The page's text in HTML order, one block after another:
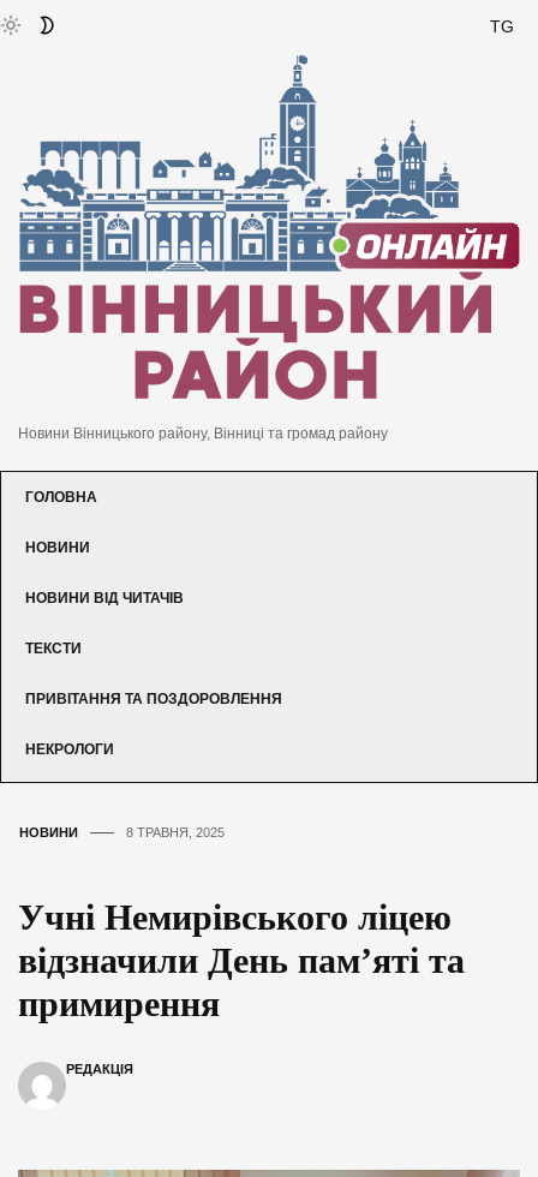
TG
Новини Вінницького району, Вінниці та громад району
ГОЛОВНА
НОВИНИ
НОВИНИ ВІД ЧИТАЧІВ
ТЕКСТИ
ПРИВІТАННЯ ТА ПОЗДОРОВЛЕННЯ
НЕКРОЛОГИ
НОВИНИ 8 ТРАВНЯ, 2025
Учні Немирівського ліцею
відзначили День пам’яті та
примирення
РЕДАКЦІЯ